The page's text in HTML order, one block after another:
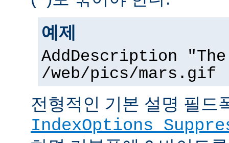
예제
AddDescription
/web/pics/mars.gif
전형적인 기본 설명 필드
IndexOptions